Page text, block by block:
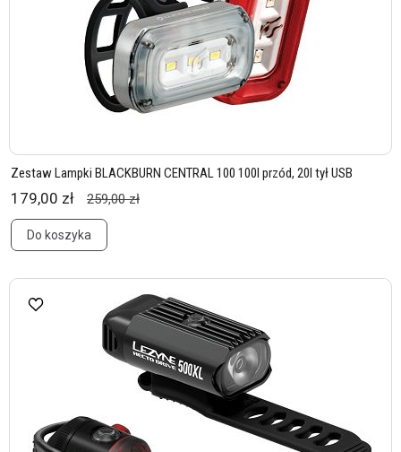
Zestaw Lampki BLACKBURN CENTRAL 100 100l przód, 20l tył USB
179,00 zł 259,00 zł
Do koszyka